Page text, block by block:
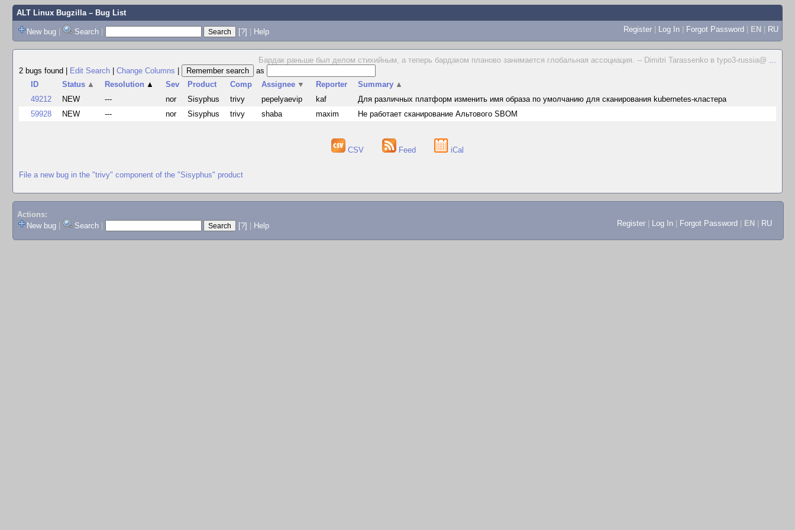
ALT Linux Bugzilla– Bug List
New bug | Search | [?] | Help Register | Log In | Forgot Password | EN | RU
Бардак раньше был делом стихийным, а теперь бардаком планово занимается глобальная ассоциация. -- Dimitri Tarassenko в typo3-russia@ ...
2 bugs found
Edit Search Change Columns
as
ID
Status ▲ Resolution ▲ Sev Product Comp Assignee ▼ Reporter Summary ▲
49212
NEW --- nor Sisyphus trivy pepelyaevip kaf
Для различных платформ изменить имя образа по умолчанию для сканирования kubernetes-кластера
59928
NEW --- nor Sisyphus trivy shaba maxim Не работает сканирование Альтового SBOM
CSV Feed iCal
File a new bug in the "trivy" component of the "Sisyphus" product
Actions:
New bug
Search [?] Help Register Log In Forgot Password EN RU